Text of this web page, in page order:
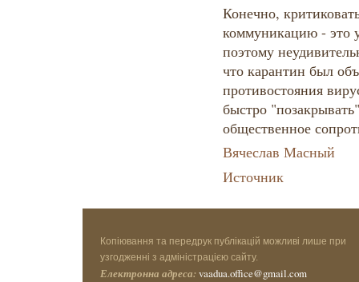
Конечно,
коммуникацию - это
поэтому
что карантин был
противостояния
быстро
общественное
Вячеслав Масный
Источник
Копіювання та передрук публікацій можливі лише при
узгодженні з адміністрацією сайту.
Електронна адреса: vaadua.office@gmail.com